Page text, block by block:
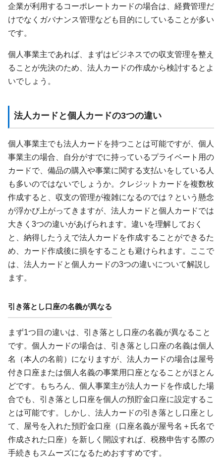
企業が利用するコーポレートカードの場合は、経費管理だ
けでなくガバナンス管理なども目的にしていることが多い
です。
個人事業主であれば、まずはビジネスでの収支管理を整え
ることが先決のため、法人カードの作成から検討するとよ
いでしょう。
法人カードと個人カードの3つの違い
個人事業主でも法人カードを持つことは可能ですが、個人
事業主の場合、自分がすでに持っているプライベート用の
カードで、備品の購入や事業に関する支払いをしている人
も多いのではないでしょうか。クレジットカードを複数枚
作成すると、収支の管理が複雑になるのでは？という懸念
が浮かび上がってきますが、法人カードと個人カードでは
大きく3つの違いがあげられます。違いを理解しておく
と、納得したうえで法人カードを作成することができるた
め、カード作成後に損をすることも避けられます。ここで
は、法人カードと個人カードの3つの違いについて解説し
ます。
引き落とし口座の名義が異なる
まず1つ目の違いは、引き落とし口座の名義が異なること
です。個人カードの場合は、引き落とし口座の名義は個人
名（本人の名前）になりますが、法人カードの場合は屋号
付き口座または個人名義の事業用口座となることがほとん
どです。もちろん、個人事業主が法人カードを作成した場
合でも、引き落とし口座を個人の預貯金口座に設定するこ
とは可能です。しかし、法人カードの引き落とし口座とし
て、屋号を入れた預貯金口座（口座名義が屋号名＋氏名で
作成された口座）を新しく開設すれば、税務申告する際の
手続きもスムーズになるためおすすめです。